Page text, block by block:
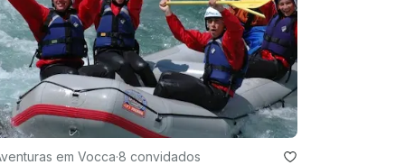
em Vocca·8 convidados